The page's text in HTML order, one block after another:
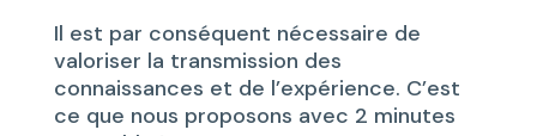
Il est par conséquent nécessaire de
valoriser la transmission des
connaissances et de l’expérience. C’est
ce que nous proposons avec 2 minutes